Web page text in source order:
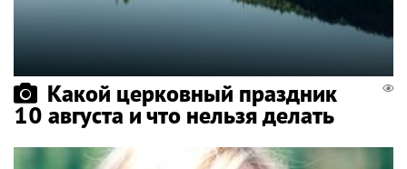
Какой церковный праздник
10 августа и что нельзя делать